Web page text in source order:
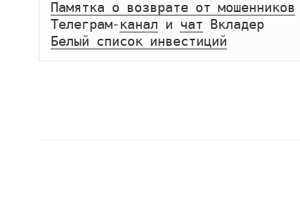
Памятка о возврате от мошенников
Телеграм- канал и чат
Вкладер
Белый список инвестиций